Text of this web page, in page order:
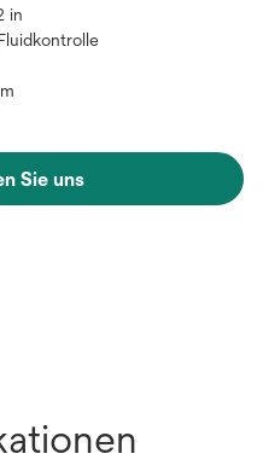
in
Sie uns